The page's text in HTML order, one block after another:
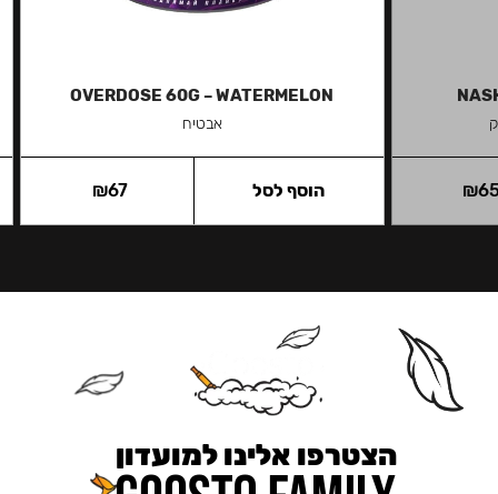
₪
OVERDOSE 60G – WATERMELON
אבטיח
₪67 הוסף לסל
הצטרפו אלינו למועדון